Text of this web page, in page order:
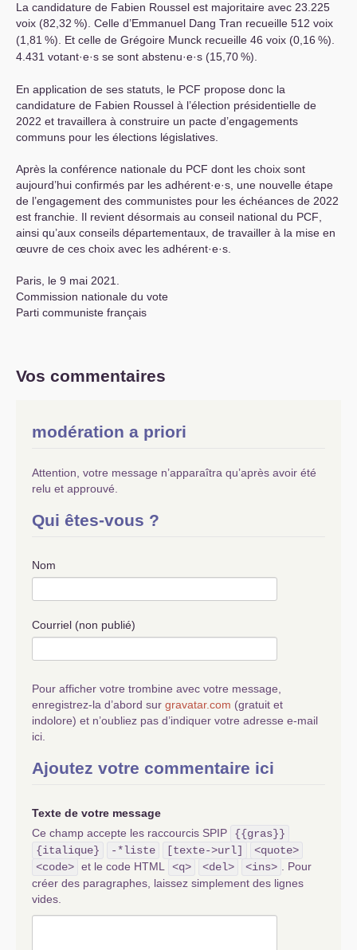
La candidature de Fabien Roussel est majoritaire avec 23.225
voix (82,32 %). Celle d’Emmanuel Dang Tran recueille 512 voix
(1,81 %). Et celle de Grégoire Munck recueille 46 voix (0,16 %).
4.431 votant·e·s se sont abstenu·e·s (15,70%).
En application de ses statuts, le PCF propose donc la
candidature de Fabien Roussel à l’élection présidentielle de
2022 et travaillera à construire un pacte d’engagements
communs pour les élections législatives.
Après la conférence nationale du PCF dont les choix sont
aujourd’hui confirmés par les adhérent·e·s, une nouvelle étape
de l’engagement des communistes pour les échéances de 2022
est franchie. Il revient désormais au conseil national du PCF
ainsi qu’aux conseils départementaux, de travailler à la mise en
œuvre de ces choix avec les adhérent·e·s.
Paris, le 9 mai 2021.
Commission nationale du vote
Parti communiste français
Vos commentaires
modération a priori
Attention, votre message n’apparaîtra qu’après avoir été
relu et approuvé.
Qui êtes-vous ?
Nom
Courriel (non publié)
Pour afficher votre trombine avec votre message,
enregistrez-la d’abord sur gravatar.com (gratuit et
indolore) et n’oubliez pas d’indiquer votre adresse e-mail
ici.
Ajoutez votre commentaire ici
Texte de votre message
Ce champ accepte les raccourcis SPIP
{{gras}}
{italique}
-*liste [texte->url]
<quote>
<code> et le code HTML <q> <del> <ins>
. Pour
créer des paragraphes, laissez simplement des lignes
vides.